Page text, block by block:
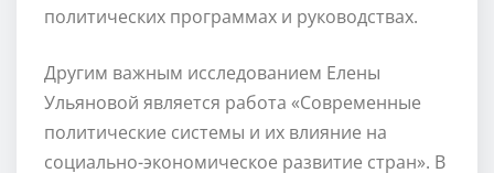
политических программах и руководствах.
Другим важным исследованием Елены
Ульяновой является работа «Современные
политические системы и их влияние на
социально-экономическое развитие стран». В